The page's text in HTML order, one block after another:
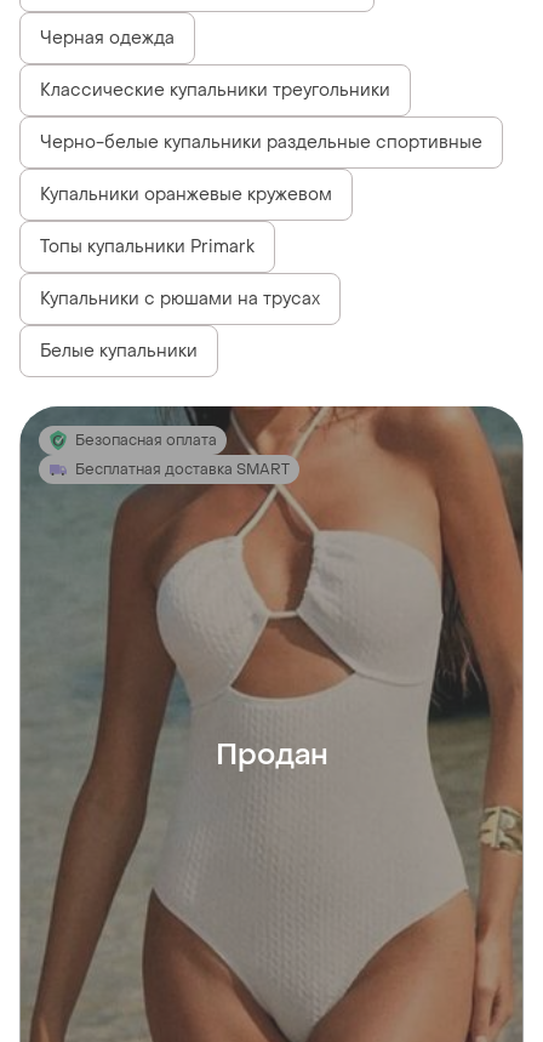
Черная одежда
Классические купальники треугольники
Черно-белые купальники раздельные спортивные
Купальники оранжевые кружевом
Топы купальники Primark
Купальники с рюшами на трусах
Белые купальники
Безопасная оплата
Бесплатная доставка SMART
Продан